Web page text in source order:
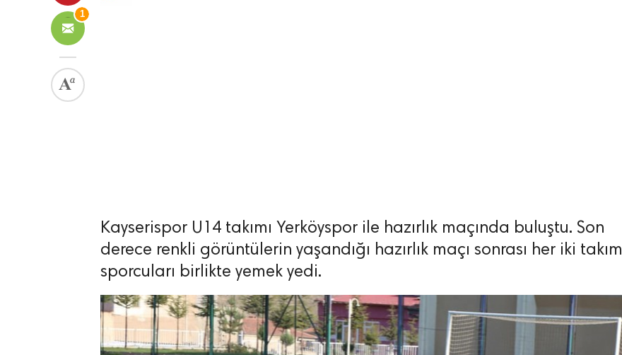
1
Kayserispor U14 takımı Yerköyspor ile hazırlık maçında buluştu. Son
derece renkli görüntülerin yaşandığı hazırlık maçı sonrası her iki takım
sporcuları birlikte yemek yedi.